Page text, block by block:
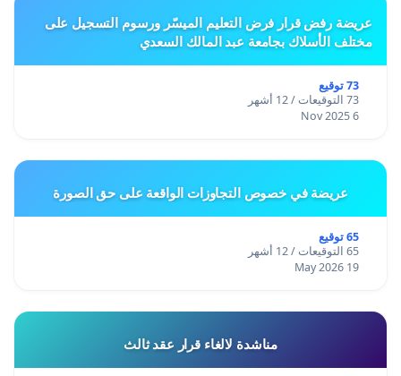
عريضة رفض قرار فرض التعليم الميسّر ورسوم التسجيل على
مختلف الأسلاك بجامعة عبد المالك السعدي
73 توقيع
73 التوقيعات / 12 أشهر
6 Nov 2025
عريضة في خصوص التجاوزات الواقعة على حق الصورة
65 توقيع
65 التوقيعات / 12 أشهر
19 May 2026
مناشدة لالغاء قرار عقد ثالث